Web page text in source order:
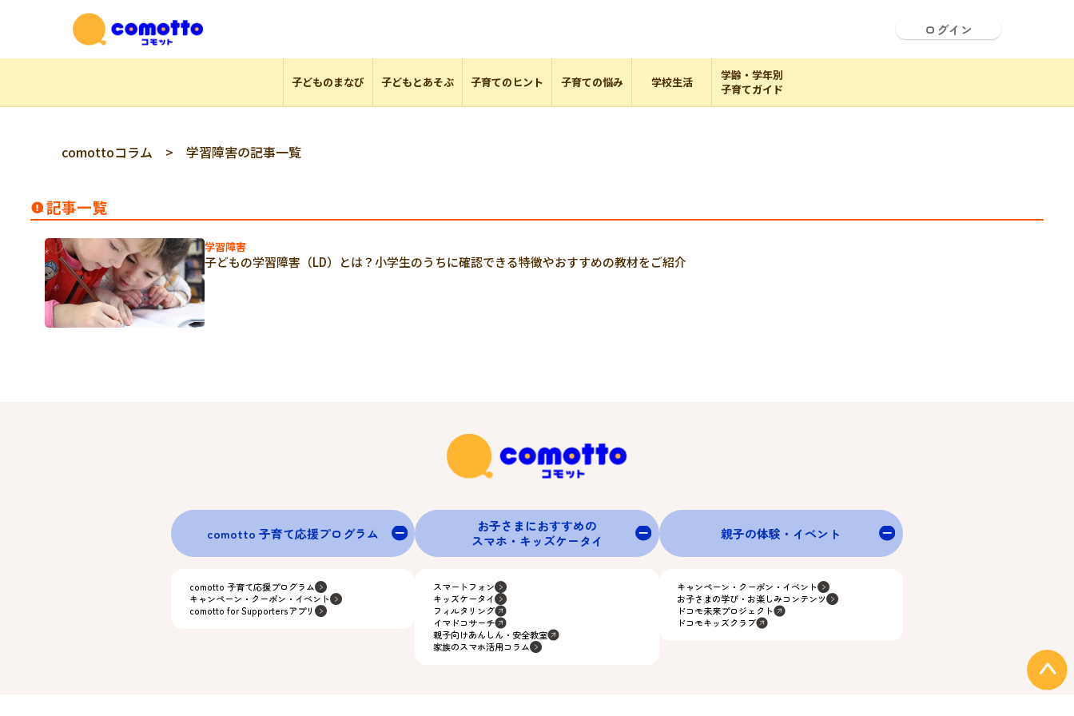
ログイン
子どものまなび 子どもとあそぶ 子育てのヒント 子育ての悩み 学校生活
学齢・学年別
子育てガイド
comottoコラム > 学習障害の記事一覧
記事一覧
学習障害
子どもの学習障害（LD）とは？小学生のうちに確認できる特徴やおすすめの教材をご紹介
comotto 子育て応援プログラム
comotto 子育て応援プログラム
キャンペーン・クーポン・イベント
comotto for Supportersアプリ
お子さまにおすすめの
スマホ・キッズケータイ
スマートフォン
キッズケータイ
フィルタリング
イマドコサーチ
親子向けあんしん・安全教室
家族のスマホ活用コラム
親子の体験・イベント
キャンペーン・クーポン・イベント
お子さまの学び・お楽しみコンテンツ
ドコモ未来プロジェクト
ドコモキッズクラブ